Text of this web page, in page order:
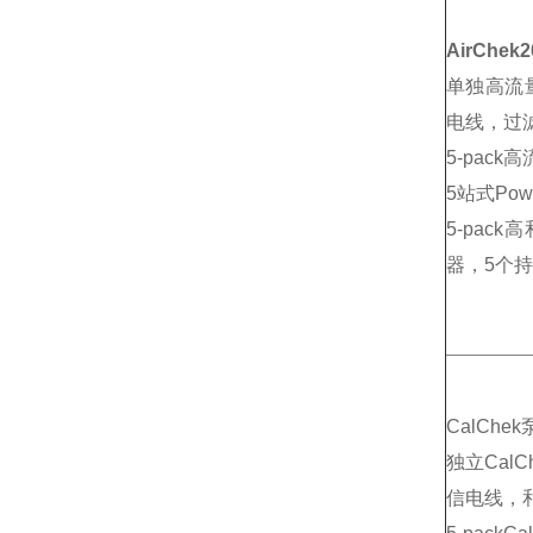
单独高流
电线，过
5-pack高
5站式
5-pack
器，5个
CalChek
独立
信电线，